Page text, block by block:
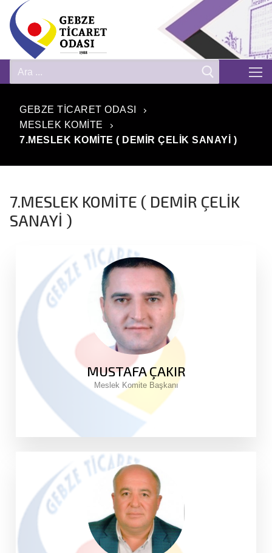
GEBZE TICARET ODASI
MESLEK KOMITE
7.MESLEK KOMİTE ( DEMİR ÇELİK SANAYİ )
7.MESLEK KOMİTE ( DEMİR ÇELİK
SANAYİ )
MUSTAFA ÇAKIR
Meslek Komite Başkanı